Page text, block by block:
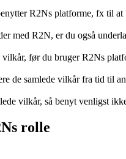
R2Ns platforme, fx til
med R2N, er du også
før du bruger R2Ns
de samlede vilkår fra tid til
vilkår, så benyt venligst
rolle